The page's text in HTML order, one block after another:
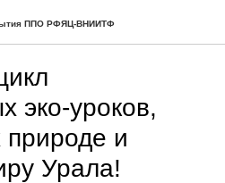
ППО РФЯЦ-ВНИИТФ
эко-уроков,
и
Урала!